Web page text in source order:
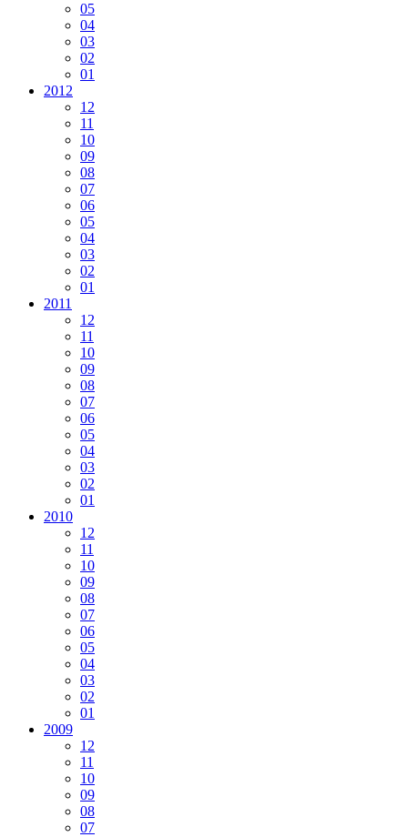
05
04
03
02
01
2012
12
11
10
09
08
07
06
05
04
03
02
01
2011
12
11
10
09
08
07
06
05
04
03
02
01
2010
12
11
10
09
08
07
06
05
04
03
02
01
2009
12
11
10
09
08
07